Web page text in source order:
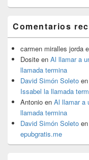
Comentarios
carmen miralles jorda
Dosite en Al llamar a
llamada termina
David Simón Soleto en
Issabel la llamada
Antonio en Al llamar a
llamada termina
David Simón Soleto en
epubgratis.me